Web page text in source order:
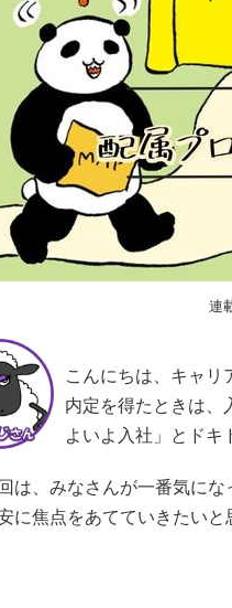
連
こんにちは、キャリ
内定を得たときは、
よいよ入社」とドキ
は、みなさんが一番気に
に焦点をあてていきたいと